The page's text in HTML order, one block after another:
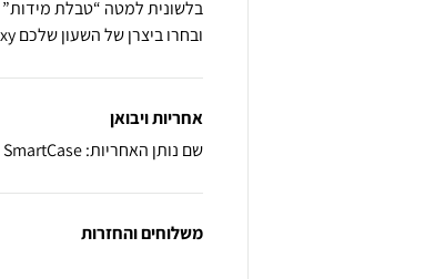
ובחרו ביצרן של השעון שלכם apple/Garmin/galaxy…
אחריות ויבואן
שם נותן האחריות: SmartCase
משלוחים והחזרות